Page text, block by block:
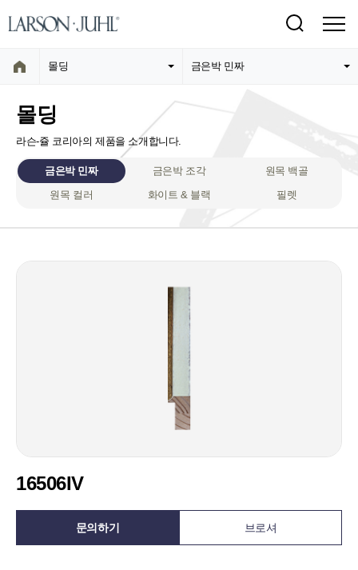
몰딩 금은박 민짜
몰딩
라슨-쥴 코리아의 제품을 소개합니다.
금은박 민짜 금은박 조각
원목 백골
원목 컬러
화이트 & 블랙 필렛
16506IV
문의하기 브로셔